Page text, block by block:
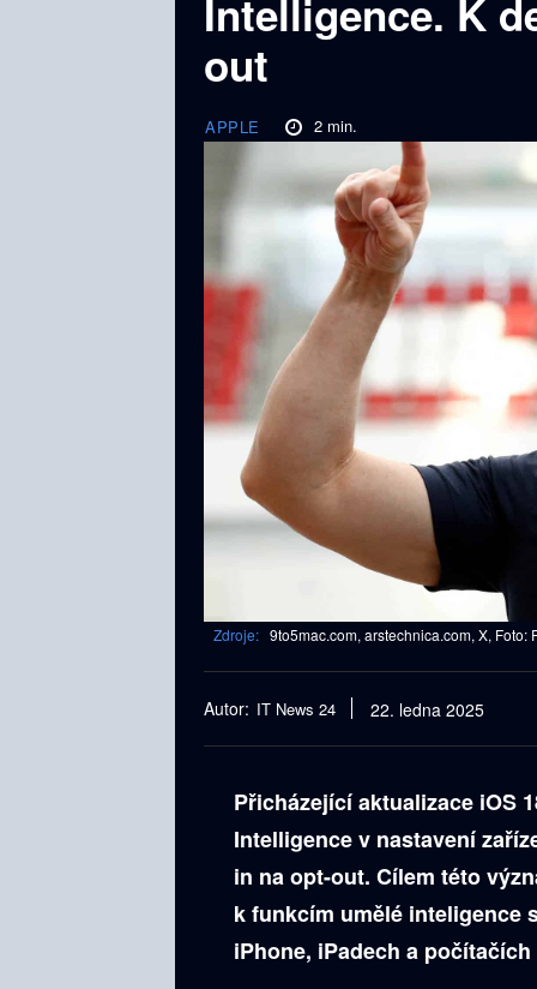
Intelligence. K
out
APPLE 2min.
Zdroje: 9to5mac.com, arstechnica.com, X, Foto:
Autor: IT News 24 22. ledna 2025
Přicházející aktualizace iOS
Intelligence v nastavení
in na opt-out. Cílem této
k funkcím umělé inteligence
iPhone, iPadech a počítačích